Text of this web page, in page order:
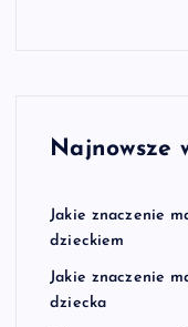
Najnowsze
Jakie znaczenie
dzieckiem
Jakie znaczenie
dziecka